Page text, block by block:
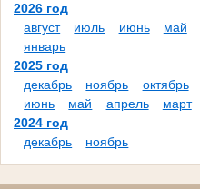
2026 год
август
июль июнь май
январь
2025 год
декабрь
ноябрь октябрь
июнь
май апрель март
2024 год
декабрь
ноябрь